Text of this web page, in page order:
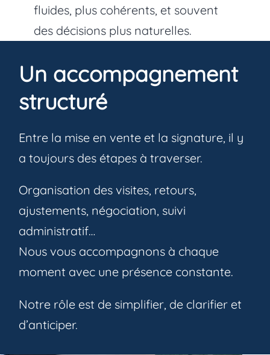
fluides, plus cohérents, et souvent
des décisions plus naturelles.
Un accompagnement
structuré
Entre la mise en vente et la signature, il y
a toujours des étapes à traverser.
Organisation des visites, retours,
ajustements, négociation, suivi
administratif…
Nous vous accompagnons à chaque
moment avec une présence constante.
Notre rôle est de simplifier, de clarifier et
d’anticiper.